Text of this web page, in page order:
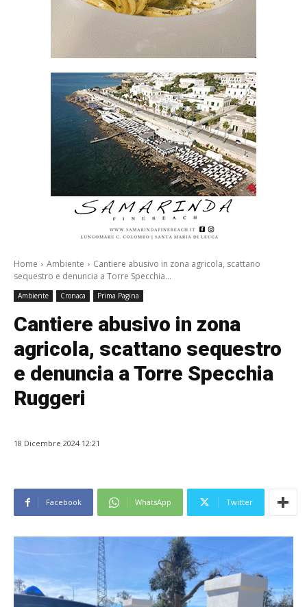
Home Ambiente
Cantiere abusivo in zona agricola, scattano
sequestro e denuncia a Torre Specchia...
Ambiente Cronaca Prima Pagina
Cantiere abusivo in zona
agricola, scattano sequestro
e denuncia a Torre Specchia
Ruggeri
18 Dicembre 2024 12:21
Facebook WhatsApp Twitter